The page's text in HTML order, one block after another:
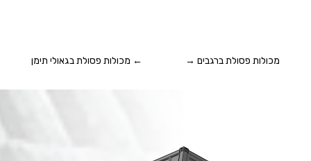
← מכולות פסולת בגאולי תימן מכולות פסולת ברגבים→